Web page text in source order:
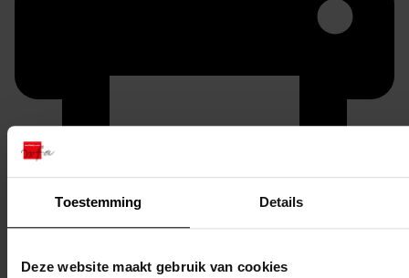
Toestemming Details
Deze website maakt gebruik van cookies
Printen
duurzaam webadres